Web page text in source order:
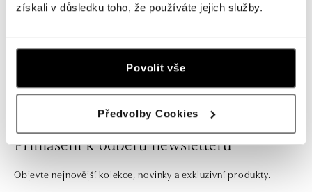
získali v důsledku toho, že používáte jejich služby.
Povolit vše
Předvolby Cookies
Nechte se inspirovat naši nabídkou zásnubních prstenů i
stylových kousků na každý den.
Přihlášení k odběru newsletteru
Objevte nejnovější kolekce, novinky a exkluzivní produkty.